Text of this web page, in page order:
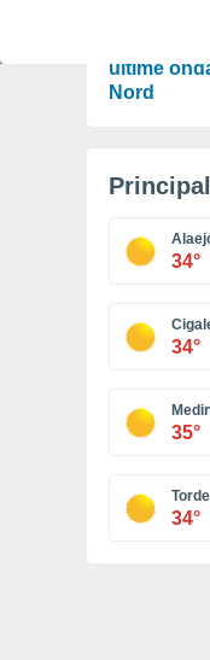
ultime
Nord
34°
34°
35°
34°